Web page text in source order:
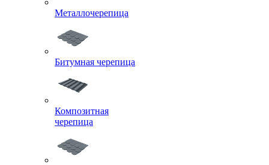
Металлочерепица
Битумная черепица
Композитная
черепица